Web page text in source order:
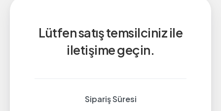
Lütfen satış temsilciniz ile
iletişime geçin.
Sipariş Süresi